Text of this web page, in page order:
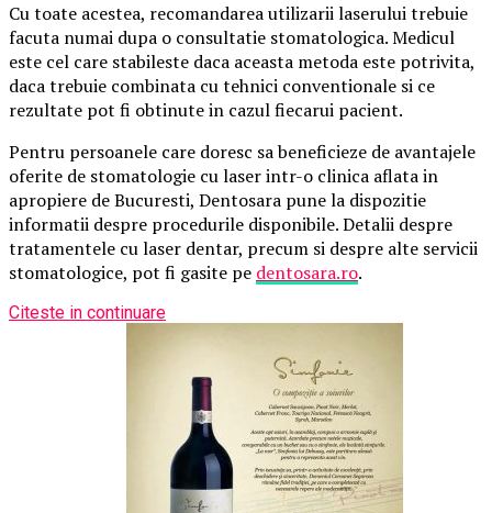
Cu toate acestea, recomandarea utilizarii laserului trebuie
facuta numai dupa o consultatie stomatologica. Medicul
este cel care stabileste daca aceasta metoda este potrivita,
daca trebuie combinata cu tehnici conventionale si ce
rezultate pot fi obtinute in cazul fiecarui pacient.
Pentru persoanele care doresc sa beneficieze de avantajele
oferite de stomatologie cu laser intr-o clinica aflata in
apropiere de Bucuresti, Dentosara pune la dispozitie
informatii despre procedurile disponibile. Detalii despre
tratamentele cu laser dentar, precum si despre alte servicii
stomatologice, pot fi gasite pe dentosara.ro.
Citeste in continuare